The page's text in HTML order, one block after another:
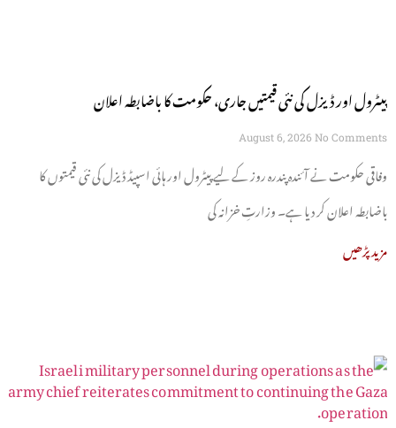
پیٹرول اور ڈیزل کی نئی قیمتیں جاری، حکومت کا باضابطہ اعلان
August 6, 2026 No Comments
وفاقی حکومت نے آئندہ پندرہ روز کے لیے پیٹرول اور ہائی اسپیڈ ڈیزل کی نئی قیمتوں کا
باضابطہ اعلان کر دیا ہے۔ وزارتِ خزانہ کی
مزید پڑھیں